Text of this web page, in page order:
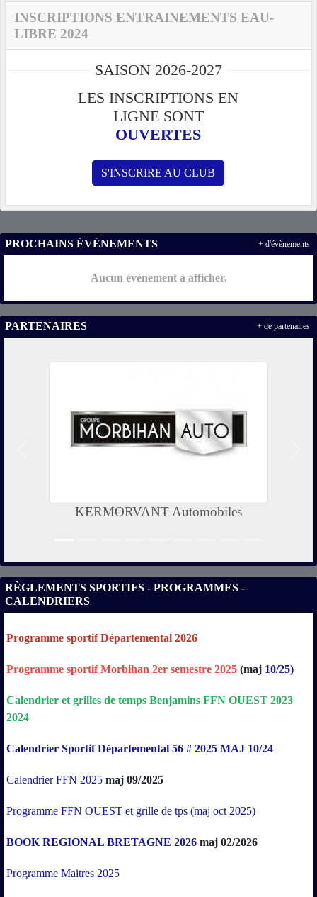
INSCRIPTIONS ENTRAINEMENTS EAU-
LIBRE 2024
SAISON 2026-2027
LES INSCRIPTIONS EN
LIGNE SONT
OUVERTES
S'INSCRIRE AU CLUB
PROCHAINS ÉVÉNEMENTS
Aucun évènement à afficher.
+ d'évènements
PARTENAIRES
KERMORVANT Automobiles
+ de partenaires
RÈGLEMENTS SPORTIFS - PROGRAMMES -
CALENDRIERS
Programme sportif Départemental 2026
Programme sportif Morbihan 2er semestre 2025 (maj 10/25)
Calendrier et grilles de temps Benjamins FFN OUEST 2023
2024
Calendrier Sportif Départemental 56 # 2025 MAJ 10/24
Calendrier FFN 2025 maj 09/2025
Programme FFN OUEST et grille de tps (maj oct 2025)
BOOK REGIONAL BRETAGNE 2026 maj 02/2026
Programme Maitres 2025